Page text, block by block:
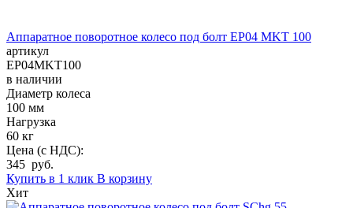
Аппаратное поворотное колесо под болт EP04 MKT 100
артикул
EP04MKT100
в наличии
Диаметр колеса
100 мм
Нагрузка
60 кг
Цена (с НДС):
345 руб.
Купить в 1 клик В корзину
Хит